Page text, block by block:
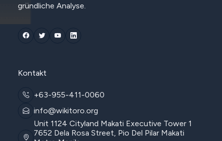
gründliche Analyse.
Kontakt
+63-955-411-0060
info@wikitoro.org
Unit 1124 Cityland Makati Executive Tower 1
7652 Dela Rosa Street, Pio Del Pilar Makati